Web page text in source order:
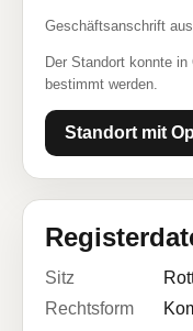
Geschäftsanschrift
Der Standort konnte
bestimmt werden.
Standort mit
Sitz
Rechtsform